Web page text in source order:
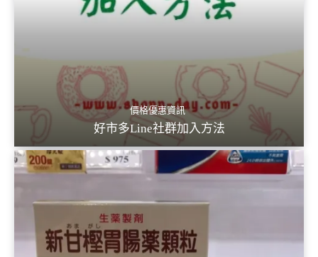
價格優惠資訊
好市多Line社群加入方法